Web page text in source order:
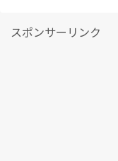
スポンサーリンク